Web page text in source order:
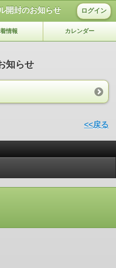
開封のお知らせ ログイン
情報 カレンダー
知らせ
<<戻る